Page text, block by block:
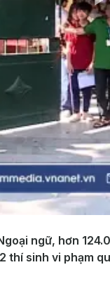
ngữ, hơn
thí sinh vi phạm